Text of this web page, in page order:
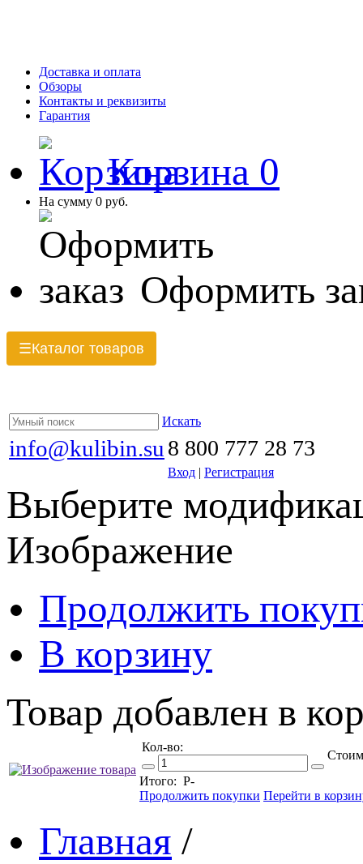
Доставка и оплата
Обзоры
Контакты и реквизиты
Гарантия
Корзина 0
На сумму 0 руб.
Оформить
☰Каталог товаров
Искать
info@kulibin.su 8 800 777 28 73
Вход | Регистрация
Выберите
Изображение
Продолжить
В корзину
Товар добавлен в
Кол-во:
Итого: Р-
Продолжить покупки Перейти в
Главная /